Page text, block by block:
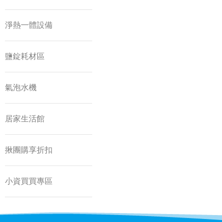
淨熱一體設備
鹽錠耗材區
氣泡水機
居家生活館
揪團購享折扣
小資買買專區